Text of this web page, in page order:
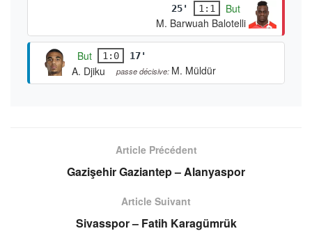
25' 1:1
But
M. Barwuah Balotelli
But 1:0 17'
A. Djiku passe décisive: M. Müldür
Article Précédent
Gazişehir Gaziantep – Alanyaspor
Article Suivant
Sivasspor – Fatih Karagümrük